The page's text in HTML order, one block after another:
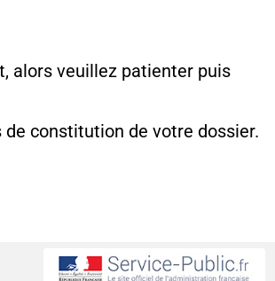
alors veuillez patienter puis
constitution de votre dossier.